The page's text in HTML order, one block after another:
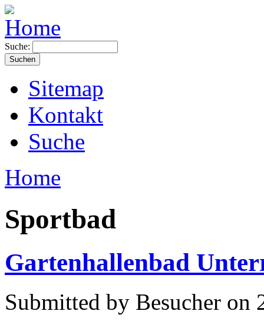
Suche:
Sitemap
Kontakt
Suche
Home
Sportbad
Gartenhallenbad
Submitted by Besucher on